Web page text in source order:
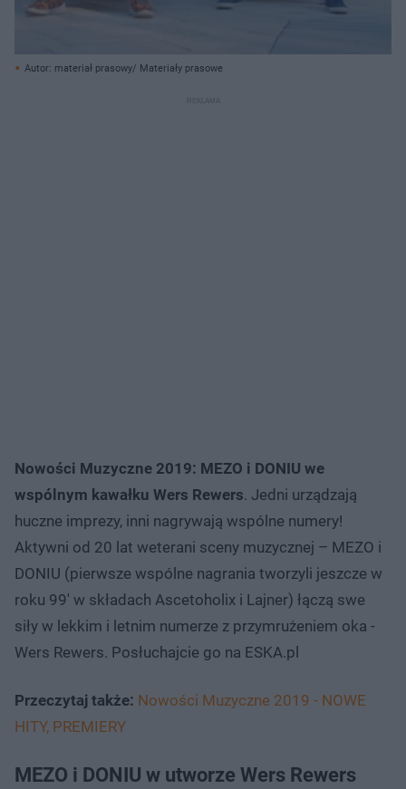
Autor: materiał prasowy/ Materiały prasowe
Nowości Muzyczne 2019: MEZO i DONIU we
wspólnym kawałku Wers Rewers. Jedni urządzają
huczne imprezy, inni nagrywają wspólne numery!
Aktywni od 20 lat weterani sceny muzycznej – MEZO i
DONIU (pierwsze wspólne nagrania tworzyli jeszcze w
roku 99' w składach Ascetoholix i Lajner) łączą swe
siły w lekkim i letnim numerze z przymrużeniem oka -
Wers Rewers. Posłuchajcie go na ESKA.pl
Przeczytaj także: Nowości Muzyczne 2019 - NOWE
HITY, PREMIERY
MEZO i DONIU w utworze Wers Rewers